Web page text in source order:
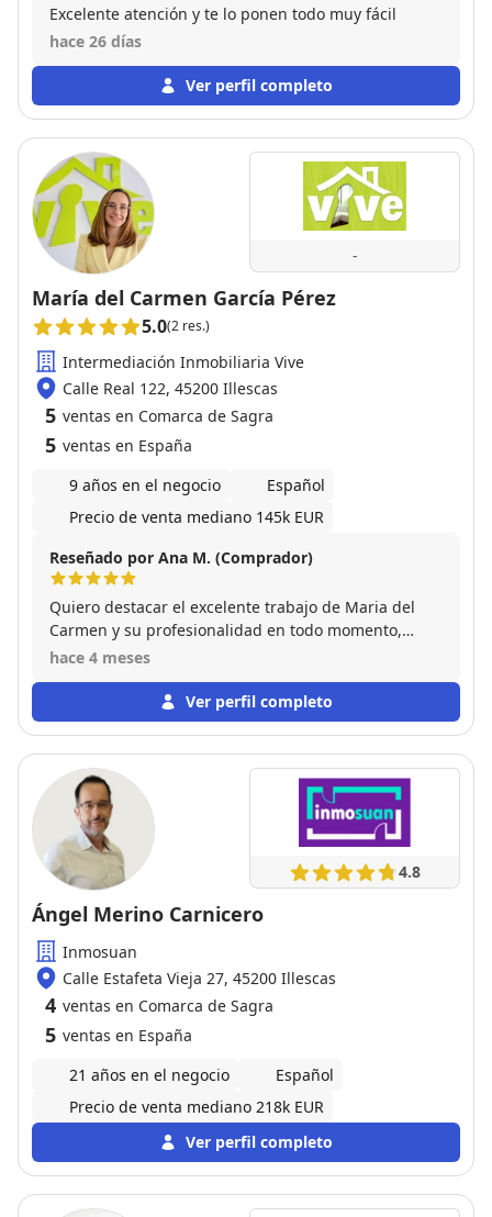
Excelente atención y te lo ponen todo muy fácil
hace 26 días
Ver perfil completo
-
María del Carmen García Pérez
5.0(2 res.)
Intermediación Inmobiliaria Vive
Calle Real 122, 45200 Illescas
5 ventas en Comarca de Sagra
5 ventas en España
9 años en el negocio
Español
Precio de venta mediano 145k EUR
Reseñado por Ana M. (Comprador)
Quiero destacar el excelente trabajo de Maria del
Carmen y su profesionalidad en todo momento,
demostrando un alto nivel de compromiso y
del mercado local fue clave para tomar la decisión
de comprar la vivienda. Siempre ha estado
necesidad, por lo que me hizo sentir acompañada
durante todo el proceso. Además, su trato cercano y
amable hizo que el proceso de compra del inmueble
fuera mucho más fácil. Sin duda, la recomendaría a
cualquier persona que busque una profesional de
confianza en el sector inmobiliario.
hace 4 meses
Ver perfil completo
4.8
Ángel Merino Carnicero
Inmosuan
Calle Estafeta Vieja 27, 45200 Illescas
4 ventas en Comarca de Sagra
5 ventas en España
21 años en el negocio
Español
Precio de venta mediano 218k EUR
Ver perfil completo